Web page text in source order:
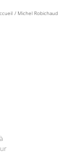
Michel Robichaud